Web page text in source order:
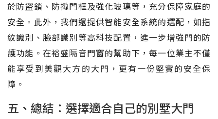
於防盜鎖、防撬門框及強化玻璃等，充分保障家庭的
安全。此外，我們還提供智能安全系統的選配，如指
紋識別、臉部識別等高科技配置，進一步增強門的防
護功能。在裕盛隔音門窗的幫助下，每一位業主不僅
能享受到美觀大方的大門，更有一份堅實的安全保
障。
五、總結：選擇適合自己的別墅大門